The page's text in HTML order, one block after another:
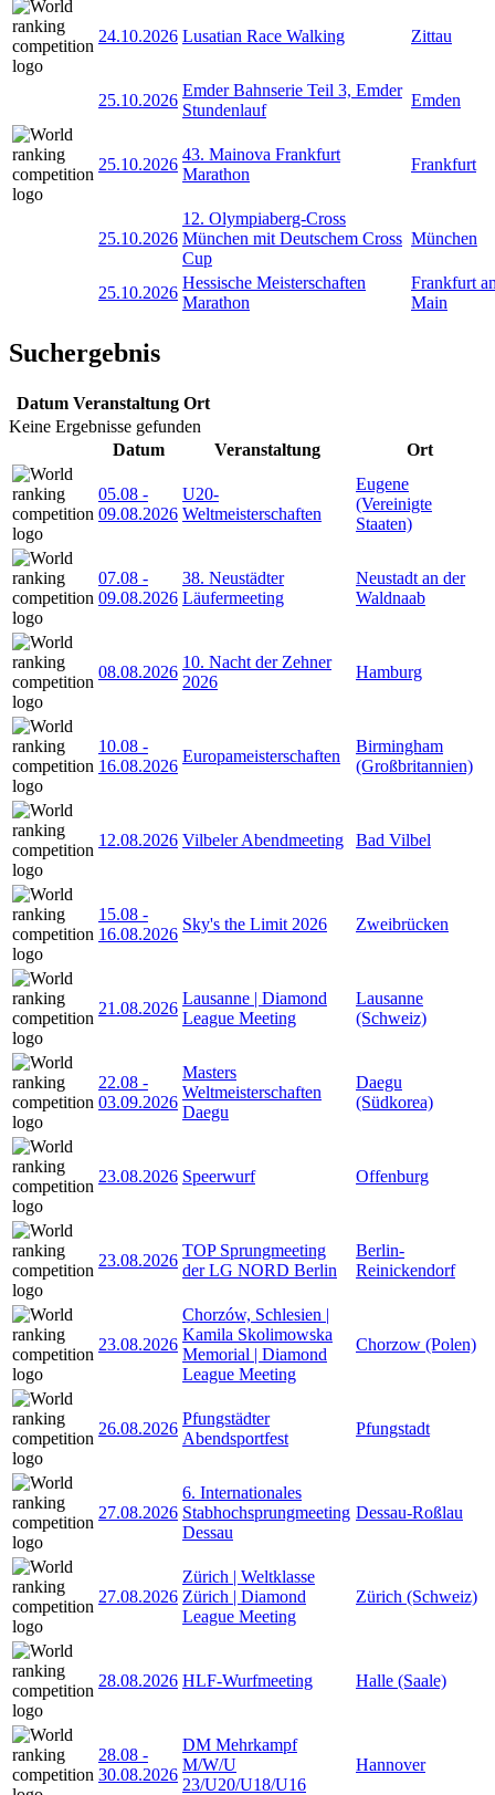
24.10.2026 Lusatian Race Walking Zittau
25.10.2026
Emder Bahnserie Teil 3, Emder
Stundenlauf
Emden
25.10.2026
43. Mainova Frankfurt
Marathon
Frankfurt
25.10.2026
12. Olympiaberg-Cross
München mit Deutschem Cross
Cup
München
25.10.2026
Hessische Meisterschaften
Marathon
Frankfurt
Main
Suchergebnis
Datum Veranstaltung Ort
Keine Ergebnisse gefunden
Datum
Veranstaltung Ort
05.08 -
09.08.2026
U20-
Weltmeisterschaften
Eugene
(Vereinigte
Staaten)
07.08 -
09.08.2026
38. Neustädter
Läufermeeting
Neustadt an der
Waldnaab
08.08.2026
10. Nacht der Zehner
2026
Hamburg
10.08 -
16.08.2026
Europameisterschaften
Birmingham
(Großbritannien)
12.08.2026 Vilbeler Abendmeeting Bad Vilbel
15.08 -
16.08.2026
Sky's the Limit 2026 Zweibrücken
21.08.2026
Lausanne | Diamond
League Meeting
Lausanne
(Schweiz)
22.08 -
03.09.2026
Masters
Weltmeisterschaften
Daegu
Daegu
(Südkorea)
23.08.2026 Speerwurf Offenburg
23.08.2026
TOP Sprungmeeting
der LG NORD Berlin
Berlin-
Reinickendorf
23.08.2026
Chorzów, Schlesien |
Kamila Skolimowska
Memorial | Diamond
League Meeting
Chorzow (Polen)
26.08.2026
Pfungstädter
Abendsportfest
Pfungstadt
27.08.2026
6. Internationales
Stabhochsprungmeeting
Dessau
Dessau-Roßlau
27.08.2026
Zürich | Weltklasse
Zürich | Diamond
League Meeting
Zürich (Schweiz)
28.08.2026 HLF-Wurfmeeting Halle (Saale)
28.08 -
30.08.2026
DM Mehrkampf
M/W/U
23/U20/U18/U16
Hannover